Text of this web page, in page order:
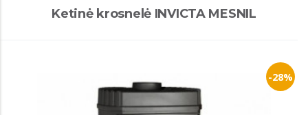
Ketinė krosnelė INVICTA MESNIL
-28%